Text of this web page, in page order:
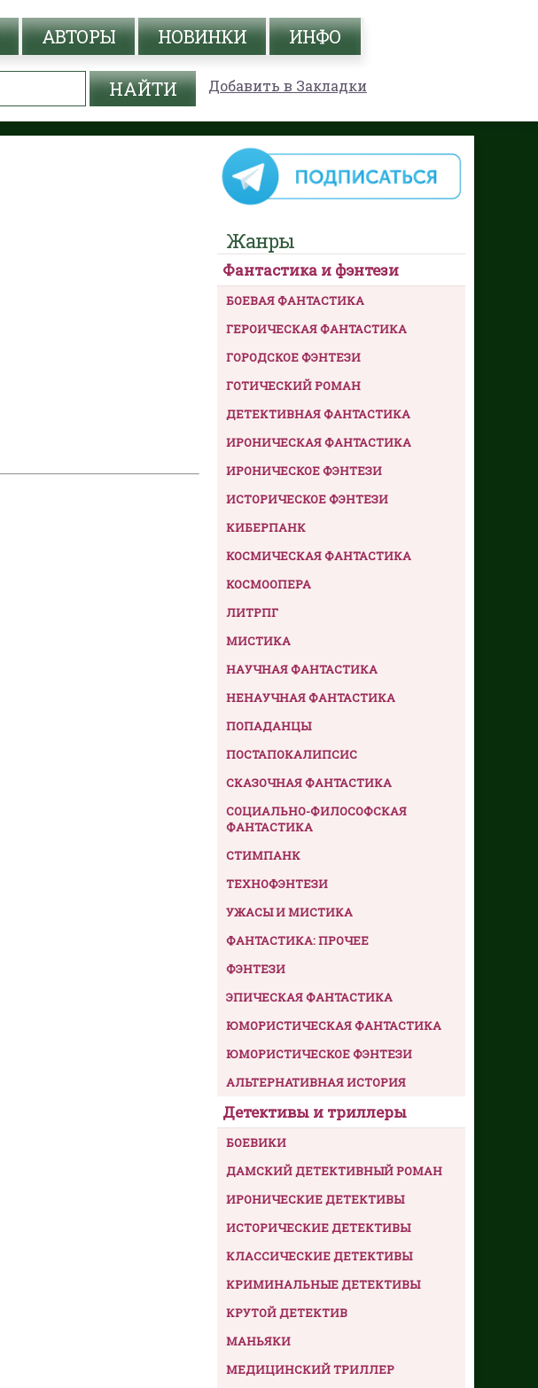
АВТОРЫ НОВИНКИ ИНФО
Добавить в Закладки
Жанры
Фантастика и фэнтези
БОЕВАЯ ФАНТАСТИКА
ГЕРОИЧЕСКАЯ ФАНТАСТИКА
ГОРОДСКОЕ ФЭНТЕЗИ
ГОТИЧЕСКИЙ РОМАН
ДЕТЕКТИВНАЯ ФАНТАСТИКА
ИРОНИЧЕСКАЯ ФАНТАСТИКА
ИРОНИЧЕСКОЕ ФЭНТЕЗИ
ИСТОРИЧЕСКОЕ ФЭНТЕЗИ
КИБЕРПАНК
КОСМИЧЕСКАЯ ФАНТАСТИКА
КОСМООПЕРА
ЛИТРПГ
МИСТИКА
НАУЧНАЯ ФАНТАСТИКА
НЕНАУЧНАЯ ФАНТАСТИКА
ПОПАДАНЦЫ
ПОСТАПОКАЛИПСИС
СКАЗОЧНАЯ ФАНТАСТИКА
СОЦИАЛЬНО-ФИЛОСОФСКАЯ
ФАНТАСТИКА
СТИМПАНК
ТЕХНОФЭНТЕЗИ
УЖАСЫ И МИСТИКА
ФАНТАСТИКА: ПРОЧЕЕ
ФЭНТЕЗИ
ЭПИЧЕСКАЯ ФАНТАСТИКА
ЮМОРИСТИЧЕСКАЯ ФАНТАСТИКА
ЮМОРИСТИЧЕСКОЕ ФЭНТЕЗИ
АЛЬТЕРНАТИВНАЯ ИСТОРИЯ
Детективы и триллеры
БОЕВИКИ
ДАМСКИЙ ДЕТЕКТИВНЫЙ РОМАН
ИРОНИЧЕСКИЕ ДЕТЕКТИВЫ
ИСТОРИЧЕСКИЕ ДЕТЕКТИВЫ
КЛАССИЧЕСКИЕ ДЕТЕКТИВЫ
КРИМИНАЛЬНЫЕ ДЕТЕКТИВЫ
КРУТОЙ ДЕТЕКТИВ
МАНЬЯКИ
МЕДИЦИНСКИЙ ТРИЛЛЕР